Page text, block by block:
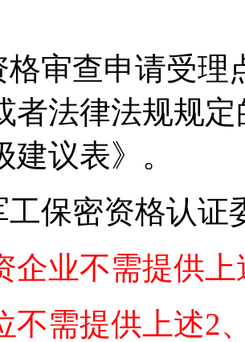
格审查申请受
者法律法规规
建议表》。
工保密资格认
企业不需提供
不需提供上述2